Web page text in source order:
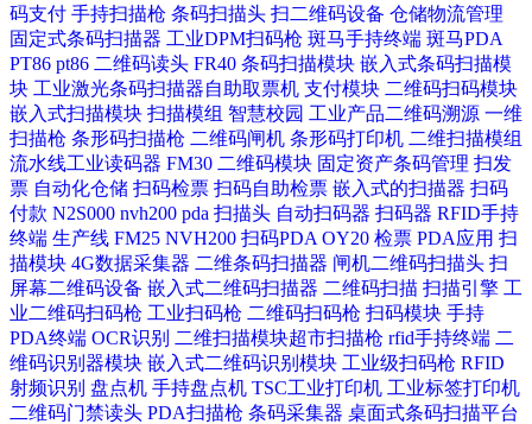
码支付 手持扫描枪 条码扫描头 扫二维码设备 仓储物流管理
固定式条码扫描器 工业DPM扫码枪 斑马手持终端 斑马PDA
PT86 pt86 二维码读头 FR40 条码扫描模块 嵌入式条码扫描模
块 工业激光条码扫描器​自助取票机 支付模块 二维码扫码模块
嵌入式扫描模块 扫描模组 智慧校园 工业产品二维码溯源 一维
扫描枪 条形码扫描枪 二维码闸机 条形码打印机 二维扫描模组
流水线工业读码器 FM30 二维码模块 固定资产条码管理 扫发
票 自动化仓储 扫码检票 扫码自助检票 嵌入式的扫描器 扫码
付款 N2S000 nvh200 pda 扫描头 自动扫码器 扫码器 RFID手持
终端 生产线 FM25 NVH200 扫码PDA OY20 检票 PDA应用 扫
描模块 4G数据采集器 二维条码扫描器 闸机二维码扫描头 扫
屏幕二维码设备 嵌入式二维码扫描器 二维码扫描 扫描引擎 工
业二维码扫码枪 工业扫码枪 二维码扫码枪 扫码模块 手持
PDA终端 OCR识别 二维扫描模块​超市扫描枪 rfid手持终端 二
维码识别器模块 嵌入式二维码识别模块 工业级扫码枪 RFID
射频识别 盘点机 手持盘点机 TSC工业打印机 工业标签打印机
二维码门禁读头 PDA扫描枪 条码采集器 桌面式条码扫描平台